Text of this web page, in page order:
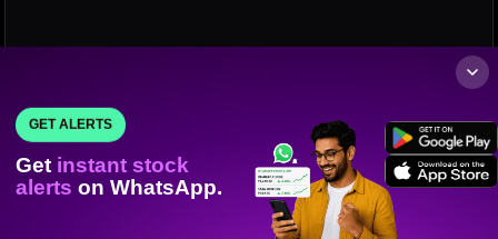
GET ALERTS
Get instant stock
alerts on WhatsApp.